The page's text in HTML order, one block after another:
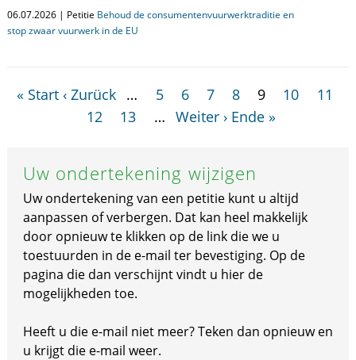
06.07.2026 | Petitie Behoud de consumentenvuurwerktraditie en
stop zwaar vuurwerk in de EU
« Start ‹ Zurück … 5 6 7 8 9 10
11
12
13 … Weiter › Ende »
Uw ondertekening wijzigen
Uw ondertekening van een petitie kunt u altijd
aanpassen of verbergen. Dat kan heel makkelijk
door opnieuw te klikken op de link die we u
toestuurden in de e-mail ter bevestiging. Op de
pagina die dan verschijnt vindt u hier de
mogelijkheden toe.
Heeft u die e-mail niet meer? Teken dan opnieuw en
u krijgt die e-mail weer.